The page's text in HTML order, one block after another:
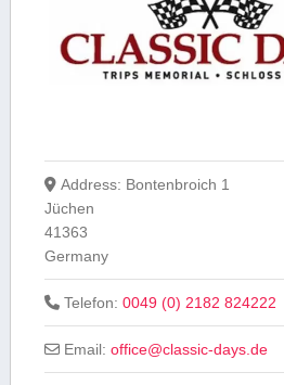
Address: Bontenbroich 1
Jüchen
41363
Germany
Telefon:0049 (0) 2182 824222
Email:office@classic-days.de